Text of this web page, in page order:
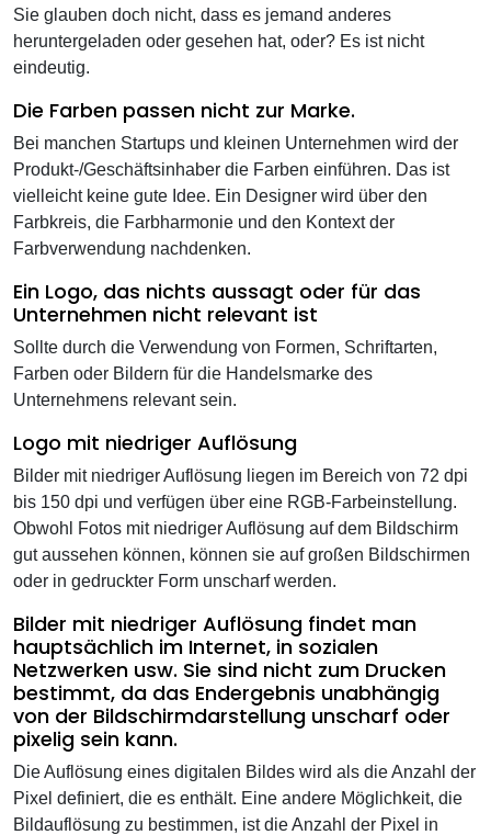
Sie glauben doch nicht, dass es jemand anderes
heruntergeladen oder gesehen hat, oder? Es ist nicht
eindeutig.
Die Farben passen nicht zur Marke.
Bei manchen Startups und kleinen Unternehmen wird der
Produkt-/Geschäftsinhaber die Farben einführen. Das ist
vielleicht keine gute Idee. Ein Designer wird über den
Farbkreis, die Farbharmonie und den Kontext der
Farbverwendung nachdenken.
Ein Logo, das nichts aussagt oder für das
Unternehmen nicht relevant ist
Sollte durch die Verwendung von Formen, Schriftarten,
Farben oder Bildern für die Handelsmarke des
Unternehmens relevant sein.
Logo mit niedriger Auflösung
Bilder mit niedriger Auflösung liegen im Bereich von 72 dpi
bis 150 dpi und verfügen über eine RGB-Farbeinstellung.
Obwohl Fotos mit niedriger Auflösung auf dem Bildschirm
gut aussehen können, können sie auf großen Bildschirmen
oder in gedruckter Form unscharf werden.
Bilder mit niedriger Auflösung findet man
hauptsächlich im Internet, in sozialen
Netzwerken usw. Sie sind nicht zum Drucken
bestimmt, da das Endergebnis unabhängig
von der Bildschirmdarstellung unscharf oder
pixelig sein kann.
Die Auflösung eines digitalen Bildes wird als die Anzahl der
Pixel definiert, die es enthält. Eine andere Möglichkeit, die
Bildauflösung zu bestimmen, ist die Anzahl der Pixel in